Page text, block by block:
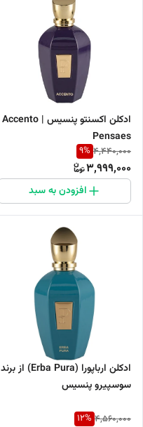
ادکلن اکسنتو پنسیس | Accento
Pensaes
4,440,000
9%
3,999,000
افزودن به سبد
ادکلن ارباپورا (Erba Pura) از برند
سوسپیرو پنسیس
4,560,000
12%